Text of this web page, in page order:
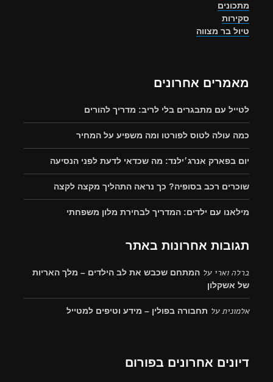
מתכונים
סקירות
טיול בר מצווה
מאמרים אחרונים
לטייל עם מתבגרים בלי לריב: מדריך להורים
כמה עולה לטוס לפורטו ומה משפיע על המחיר
יום בפארק אנרג׳ילנד: מה שכדאי לדעת לפני הנסיעה
שוכרים רכב בסופיה? כך נראה התהליך מקצה לקצה
מילאנו עם ילדים: המדריך לבחירת מלון משפחתי
תגובות אחרונות באתר
ברלה וארי על המתחם שכבש את לב הילדים – מלך האריות
של אשקלון
אלמוניתעל תחבורה בפולין – מידע וטיפים למטייל
דיונים אחרונים בפורום